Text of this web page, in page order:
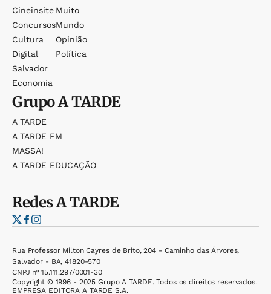
Cineinsite
Concursos
Cultura
Digital
Salvador
Economia
Muito
Mundo
Opinião
Política
GrupoA TARDE
A TARDE
A TARDE FM
MASSA!
A TARDE EDUCAÇÃO
RedesA TARDE
Rua Professor Milton Cayres de Brito, 204 - Caminho das Árvores,
Salvador - BA, 41820-570
CNPJ nº 15.111.297/0001-30
Copyright © 1996 - 2025 Grupo A TARDE. Todos os direitos reservados.
EMPRESA EDITORA A TARDE S.A.